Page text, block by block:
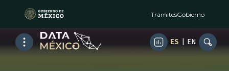
TrámitesGobierno
ES EN